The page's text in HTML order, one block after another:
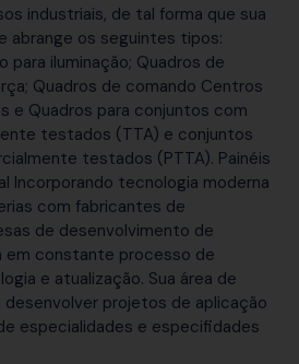
industriais, de tal forma que sua
abrange os seguintes tipos:
para iluminação; Quadros de
Quadros de comando Centros
e Quadros para conjuntos com
testados (TTA) e conjuntos
testados (PTTA). Painéis
Incorporando tecnologia moderna
com fabricantes de
de desenvolvimento de
em constante processo de
e atualização. Sua área de
desenvolver projetos de aplicação
especialidades e especifidades